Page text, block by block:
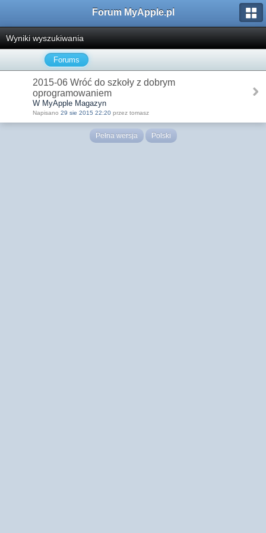
Forum MyApple.pl
Wyniki wyszukiwania
Forums
2015-06 Wróć do szkoły z dobrym
oprogramowaniem
W MyApple Magazyn
Napisano 29 sie 2015 22:20 przez tomasz
Pełna wersja Polski